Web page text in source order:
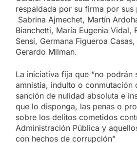
respaldada por su firma por sus
Sabrina Ajmechet, Martín
Bianchetti, María Eugenia Vidal,
Sensi, Germana Figueroa
Gerardo Milman.
La iniciativa fija que “no podrán
amnistía, indulto o conmutación
sanción de nulidad absoluta e
que lo disponga, las penas o
sobre los delitos cometidos
Administración Pública y
con hechos de corrupción”